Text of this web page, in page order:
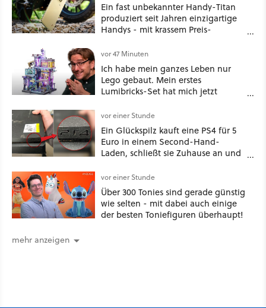
Ein fast unbekannter Handy-Titan
produziert seit Jahren einzigartige
Handys - mit krassem Preis-
vor 47 Minuten
Ich habe mein ganzes Leben nur
Lego gebaut. Mein erstes
Lumibricks-Set hat mich jetzt
Stack im Test
vor einer Stunde
Ein Glückspilz kauft eine PS4 für 5
Euro in einem Second-Hand-
Laden, schließt sie Zuhause an und
funktionierende PlayStation [Best of
GameStar]
vor einer Stunde
Über 300 Tonies sind gerade günstig
wie selten - mit dabei auch einige
der besten Toniefiguren überhaupt!
mehr anzeigen